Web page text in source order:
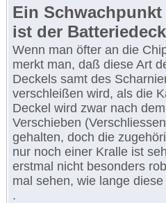
Ein Schwachpunkt
ist der
Wenn man öfter an die
merkt man, daß diese Art
Deckels samt des
verschleißen wird, als die
Deckel wird zwar nach
Verschieben
gehalten, doch die
nur noch einer Kralle ist
erstmal nicht besonders
mal sehen, wie lange
.